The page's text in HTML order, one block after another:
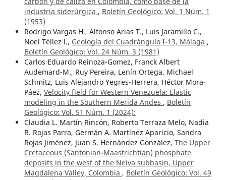
industria siderúrgica , Boletín Geológico: Vol. 1 Núm. 1
(1953)
Rodrigo Vargas H., Alfonso Arias T., Luis Jaramillo C.,
Noel Téllez l., Geología del Cuadrángulo I-13, Málaga ,
Boletín Geológico: Vol. 24 Núm. 3 (1981)
Carlos Eduardo Reinoza-Gomez, Franck Albert
Audemard-M., Ruy Pereira, Lenín Ortega, Michael
Schmitz, Luis Alejandro Yegres-Herrera, Héctor Mora-
Páez, Velocity field for Western Venezuela: Elastic
modeling in the Southern Merida Andes , Boletín
Geológico: Vol. 51 Núm. 1 (2024):
Claudia L. Martín Rincón, Roberto Terraza Melo, Nadia
R. Rojas Parra, Germán A. Martínez Aparicio, Sandra
Rojas Jiménez, Juan S. Hernández González, The Upper
Cretaceous (Santonian-Maastrichtian) phosphate
deposits in the west of the Neiva subbasin, Upper
Magdalena Valley, Colombia , Boletín Geológico: Vol. 49